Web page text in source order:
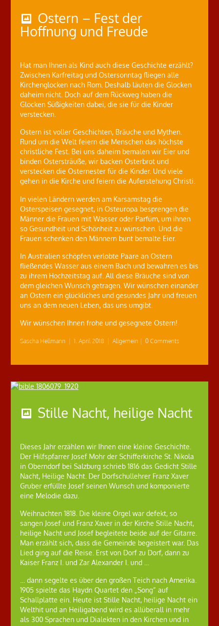
Ostern – Fest der
Hoffnung und Freude
Hat man Ihnen als Kind auch diese Geschichte erzählt?
Zwischen Karfreitag und Ostersonntag fliegen alle
Kirchenglocken nach Rom. Deshalb läuten die Glocken
daheim nicht. Doch auf dem Rückweg haben die
Glocken Süßigkeiten dabei, die sie für die Kinder
verstecken.
Ostern ist voller Geschichten, Bräuche und Mythen.
Rund um die Welt feiern die Menschen das höchste
christliche Fest. Bei uns daheim bemalen wir Eier und
binden Ostersträuße, wir backen Osterbrot und
verstecken die Osternester für die Kinder. Und viele
gehen in die Kirche und feiern die Auferstehung Christi.
In vielen Ländern werden am Karsamstag die
Osterspeisen gesegnet, in Osteuropa besprengen die
Männer die Frauen mit Wasser oder Parfüm, um ihnen
so Gesundheit und Schönheit zu wünschen. Und die
Frauen schenken den Männern bunt bemalte Eier.
In Australien schöpfen verlobte Paare an Ostern
fließendes Wasser aus einem Bach und bewahren es bis
zu ihrem Hochzeitstag auf. All diese Bräuche sind von
dem gleichen Wunsch getragen. Wir wünschen einander
an Ostern ein glückliches und gesundes Jahr und freuen
uns an dem neuen Leben, das uns umgibt.
Wir wünschen Ihnen frohe und gesegnete Ostern!
Sascha Hellmann | 1. April 2018 | Allgemein | 0 Comments
Stille Nacht, heilige Nacht
Dieses Jahr erzählen wir Ihnen eine kleine Geschichte.
Der Hilfspfarrer Josef Mohr der Schifferkirche St. Nikola
in Oberndorf bei Salzburg schrieb 1816 das Gedicht Stille
Nacht, Heilige Nacht. Der Dorfschullehrer Franz Xaver
Gruber erfüllte Josef seinen Wunsch und komponierte
eine Melodie dazu.
Weihnachten 1818. Die kleine Orgel war defekt, so
sangen Josef und Franz Xaver in der Kirche Stille Nacht,
heilige Nacht und Josef begleitete beide auf der Gitarre.
Man erzählt sich, dass die Gemeinde begeistert war. Das
Lied ging auf die Reise. Erst von Dorf zu Dorf, dann zu
Kaiser Franz I. und Zar Alexander I. und …
… dann segelte es über den großen Teich nach Amerika.
1905 spielte das Haydn Quartet den „Song“ auf
Schallplatte ein. Heute ist Stille Nacht, heilige Nacht ein
Welthit und an Heiligabend wird es allüberall in mehr
als 300 Sprachen und Dialekten in den Kirchen und in